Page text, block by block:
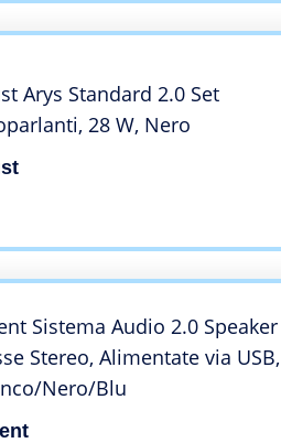
Arys Standard 2.0 Set
28 W, Nero
Sistema Audio 2.0 Speaker
Stereo, Alimentate via USB,
Nero/Blu